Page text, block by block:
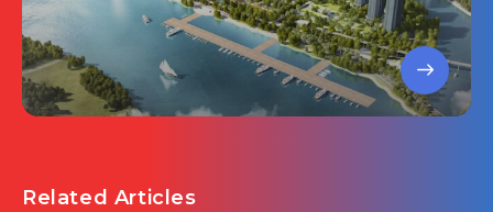
Related Articles